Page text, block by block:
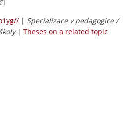
| Specializace v pedagogice /
| Theses on a related topic